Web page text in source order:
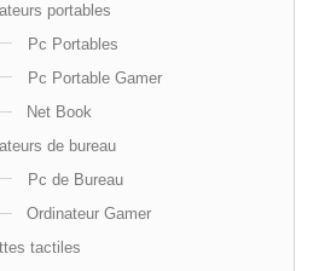
portables
Pc Portables
Pc Portable Gamer
Net Book
de bureau
Pc de Bureau
Ordinateur Gamer
tactiles